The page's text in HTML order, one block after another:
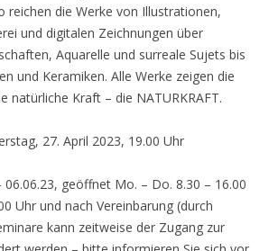
reichen die Werke von Illustrationen,
und digitalen Zeichnungen über
Aquarelle und surreale Sujets bis
und Keramiken. Alle Werke zeigen die
natürliche Kraft – die NATURKRAFT.
27. April 2023, 19.00 Uhr
06.06.23, geöffnet Mo. – Do. 8.30 – 16.00
Uhr und nach Vereinbarung (durch
kann zeitweise der Zugang zur